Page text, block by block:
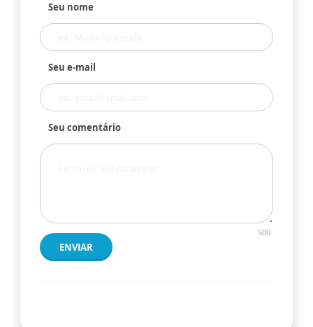
Seu nome
Seu e-mail
Seu comentário
500
ENVIAR